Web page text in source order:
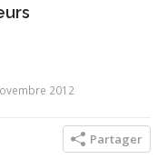
2012
Partager